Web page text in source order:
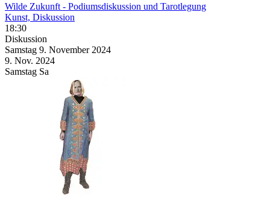
Wilde Zukunft - Podiumsdiskussion und Tarotlegung
Kunst, Diskussion
18:30
Diskussion
Samstag 9. November 2024
9. Nov. 2024
Samstag Sa